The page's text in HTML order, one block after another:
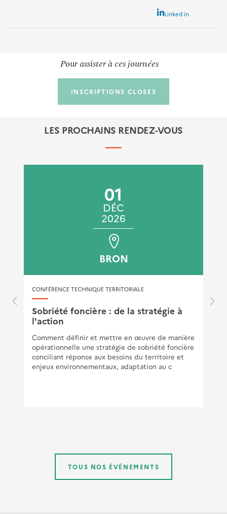
Linked in
Pour assister à ces journées
INSCRIPTIONS CLOSES
LES PROCHAINS RENDEZ-VOUS
01
DÉC
2026
BRON
CONFÉRENCE TECHNIQUE TERRITORIALE
Sobriété foncière : de la stratégie à
l'action
Comment définir et mettre en œuvre de manière
opérationnelle une stratégie de sobriété foncière
conciliant réponse aux besoins du territoire et
enjeux environnementaux, adaptation au c
TOUS NOS ÉVÉNEMENTS